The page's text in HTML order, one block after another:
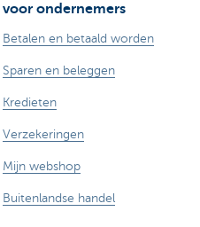
voor ondernemers
Betalen en betaald worden
Sparen en beleggen
Kredieten
Verzekeringen
Mijn webshop
Buitenlandse handel